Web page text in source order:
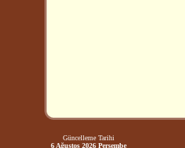
Güncelleme Tarihi
6 Ağustos 2026 Perşembe